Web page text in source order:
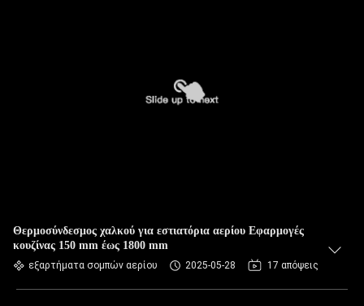
Θερμοσύνδεσμος χαλκού για εστιατόρια αερίου Εφαρμογές
κουζίνας 150 mm έως 1800 mm
εξαρτήματα σομπών αερίου 2025-05-28 17 απόψεις